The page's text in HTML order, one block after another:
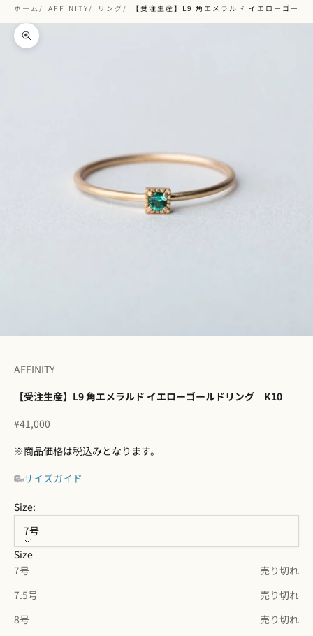
ホーム AFFINITY リング 【受注生産】L9 角エメラルド イエローゴー
ズームイン
AFFINITY
【受注生産】L9 角エメラルド イエローゴールドリング K10
セール価格
¥41,000
※商品価格は税込みとなります。
サイズガイド
Size:
7号
Size
7号
売り切れ
7.5号
売り切れ
8号
売り切れ